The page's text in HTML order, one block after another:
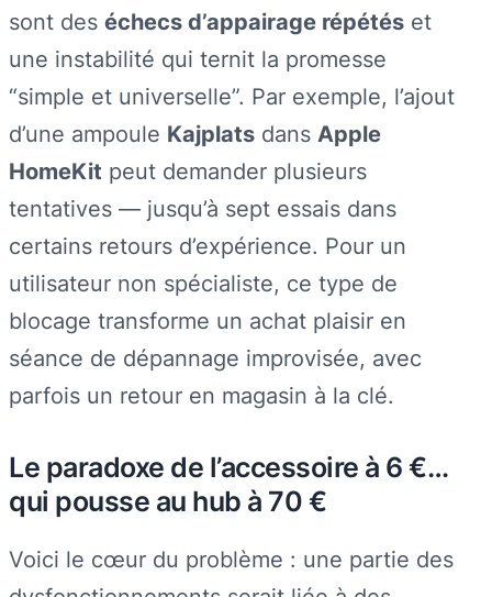
sont des échecs d’appairage répétés et
une instabilité qui ternit la promesse
“simple et universelle”. Par exemple, l’ajout
d’une ampoule Kajplats dans Apple
HomeKit peut demander plusieurs
tentatives — jusqu’à sept essais dans
certains retours d’expérience. Pour un
utilisateur non spécialiste, ce type de
blocage transforme un achat plaisir en
séance de dépannage improvisée, avec
parfois un retour en magasin à la clé.
Le paradoxe de l’accessoire à 6 €…
qui pousse au hub à 70 €
Voici le cœur du problème : une partie des